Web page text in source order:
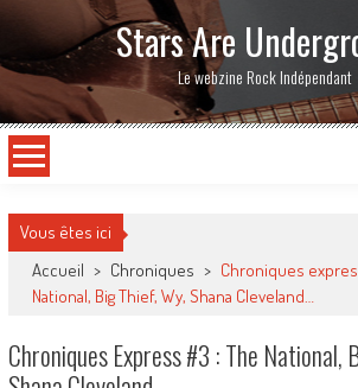
Stars Are
Le webzine Rock Indépendant
Vous êtes ici
Accueil > Chroniques > Chroniques
National, Big Thief, Wy, Shana Cleveland…
Chroniques Express #3 : The National,